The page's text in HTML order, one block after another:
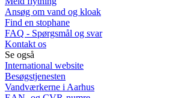
Ansøg om vand og kloak
Find en stophane
FAQ - Spørgsmål og svar
Kontakt os
Se også
International website
Besøgstjenesten
Vandværkerne i Aarhus